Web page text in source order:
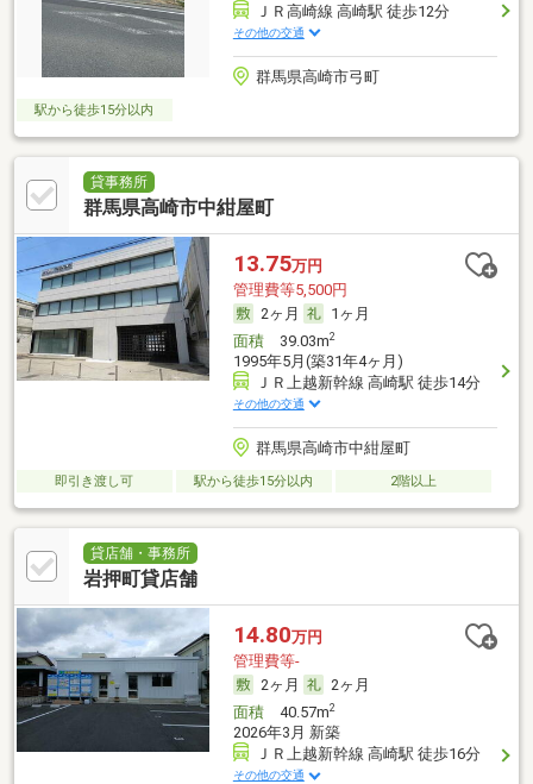
ＪＲ高崎線 高崎駅 徒歩12分
その他の交通
群馬県高崎市弓町
駅から徒歩15分以内
貸事務所
群馬県高崎市中紺屋町
13.75万円
管理費等5,500円
2ヶ月
1ヶ月
面積39.03m2
1995年5月(築31年4ヶ月)
ＪＲ上越新幹線 高崎駅 徒歩14分
その他の交通
群馬県高崎市中紺屋町
即引き渡し可 駅から徒歩15分以内 2階以上
貸店舗・事務所
岩押町貸店舗
14.80万円
管理費等-
2ヶ月
2ヶ月
面積40.57m2
2026年3月 新築
ＪＲ上越新幹線 高崎駅 徒歩16分
その他の交通